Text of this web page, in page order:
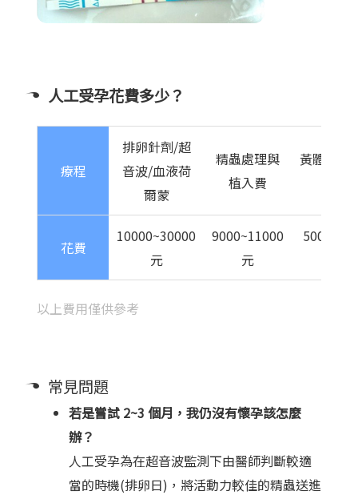
人工受孕花費多少？
療程
排卵針劑/超
音波/血液荷
爾蒙
精蟲處理與
植入費
黃體加強
花費
10000~30000
元
9000~11000
元
以上費用僅供參考
常見問題
若是嘗試 2~3 個月，我仍沒有懷孕該怎麼
辦？
人工受孕為在超音波監測下由醫師判斷較適
當的時機(排卵日)，將活動力較佳的精蟲送進